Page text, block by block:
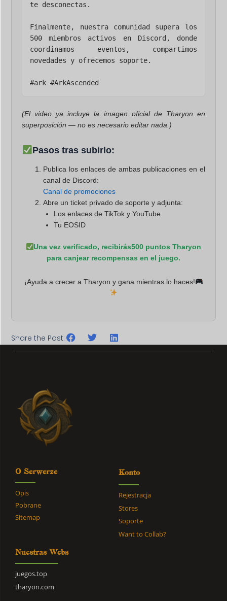
te desconectas.
Finalmente, nuestra comunidad supera los
500 miembros activos en Discord, donde
coordinamos eventos, compartimos
novedades y ofrecemos soporte.
(El video ya incluye la imagen oficial de Tharyon en
superposición — no es necesario editar nada.)
Pasos tras subirlo:
Publica los enlaces de ambas publicaciones en el
canal de Discord:
Canal de promociones
Abre unticket privado de soporte y adjunta:
Los enlaces de TikTok y YouTube
Tu EOSID
Una vez verificado, recibirás500 puntos Tharyon
para canjear recompensas en el juego.
¡Ayuda a crecer a Tharyon y gana mientras lo haces!
Share the Post:
O Serwerze
Opis
Pobrane
Sitemap
Konto
Rejestracja
Stores
Soporte
Want to Collab?
Nuestras Webs
juegos.top
tharyon.com